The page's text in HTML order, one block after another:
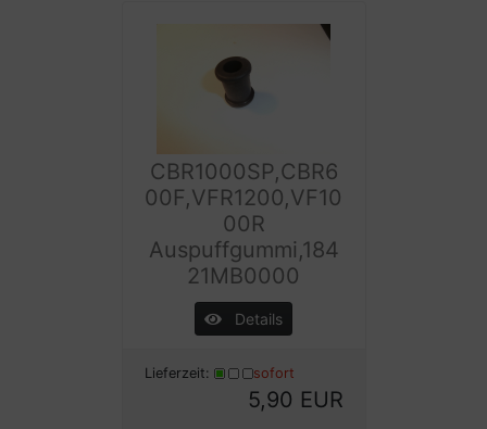
CBR1000SP,CBR6
00F,VFR1200,VF10
00R
Auspuffgummi,184
21MB0000
Details
Lieferzeit: sofort
5,90 EUR